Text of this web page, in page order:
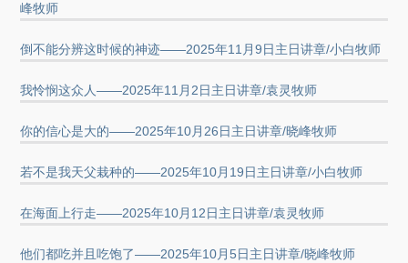
峰牧师
倒不能分辨这时候的神迹——2025年11月9日主日讲章/小白牧师
我怜悯这众人——2025年11月2日主日讲章/袁灵牧师
你的信心是大的——2025年10月26日主日讲章/晓峰牧师
若不是我天父栽种的——2025年10月19日主日讲章/小白牧师
在海面上行走——2025年10月12日主日讲章/袁灵牧师
他们都吃并且吃饱了——2025年10月5日主日讲章/晓峰牧师